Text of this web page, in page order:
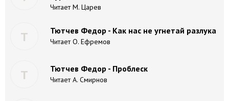
Читает М. Царев
Т Тютчев Федор - Как нас не угнетай разлука
Читает О. Ефремов
Т Тютчев Федор - Проблеск
Читает А. Смирнов